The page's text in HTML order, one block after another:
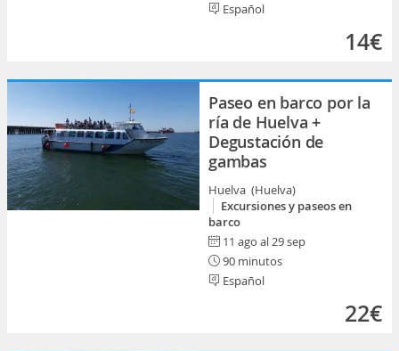
Español
14€
Paseo en barco por la
ría de Huelva +
Degustación de
gambas
Huelva (Huelva)
Excursiones y paseos en
barco
11 ago al 29 sep
90 minutos
Español
22€